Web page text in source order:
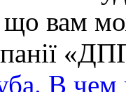
В чем